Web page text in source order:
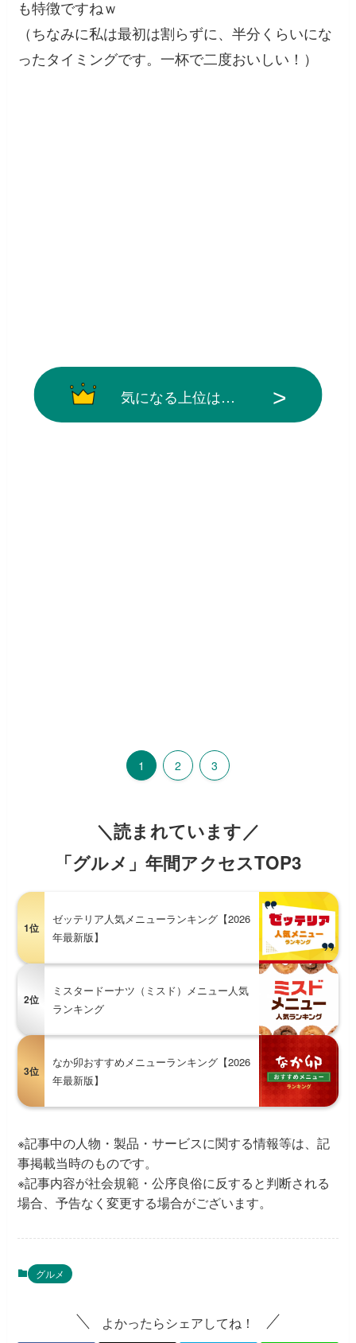
も特徴ですねｗ
（ちなみに私は最初は割らずに、半分くらいにな
ったタイミングです。一杯で二度おいしい！）
気になる上位は…
1 2 3
＼読まれています／
「グルメ」年間アクセスTOP3
1位
ゼッテリア人気メニューランキング【2026
年最新版】
2位
ミスタードーナツ（ミスド）メニュー人気
ランキング
3位
なか卯おすすめメニューランキング【2026
年最新版】
※記事中の人物・製品・サービスに関する情報等は、記
事掲載当時のものです。
※記事内容が社会規範・公序良俗に反すると判断される
場合、予告なく変更する場合がございます。
グルメ
よかったらシェアしてね！